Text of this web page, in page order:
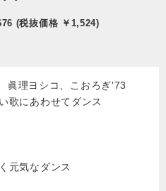
(税抜価格 ￥1,524)
眞理ヨシコ、こおろぎ'73
歌にあわせてダンス
元気なダンス